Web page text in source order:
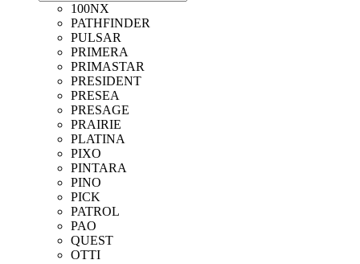
100NX
PATHFINDER
PULSAR
PRIMERA
PRIMASTAR
PRESIDENT
PRESEA
PRESAGE
PRAIRIE
PLATINA
PIXO
PINTARA
PINO
PICK
PATROL
PAO
QUEST
OTTI